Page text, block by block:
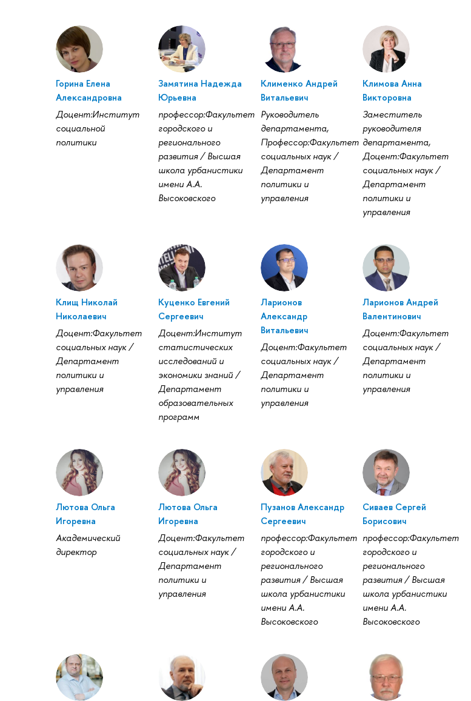
Горина Елена
Александровна
Доцент:Институт
социальной
политики
Замятина Надежда
Юрьевна
профессор:Факультет
городского и
регионального
развития / Высшая
школа урбанистики
имени А.А.
Высоковского
Клименко Андрей
Витальевич
Руководитель
департамента,
Профессор:Факультет
социальных наук /
Департамент
политики и
управления
Климова Анна
Викторовна
Заместитель
руководителя
департамента,
Доцент:Факультет
социальных наук /
Департамент
политики и
управления
Клищ Николай
Николаевич
Доцент:Факультет
социальных наук /
Департамент
политики и
управления
Куценко Евгений
Сергеевич
Доцент:Институт
статистических
исследований и
экономики знаний /
Департамент
образовательных
программ
Ларионов
Александр
Витальевич
Доцент:Факультет
социальных наук /
Департамент
политики и
управления
Ларионов Андрей
Валентинович
Доцент:Факультет
социальных наук /
Департамент
политики и
управления
Лютова Ольга
Игоревна
Академический
директор
Лютова Ольга
Игоревна
Доцент:Факультет
социальных наук /
Департамент
политики и
управления
Пузанов Александр
Сергеевич
профессор:Факультет
городского и
регионального
развития / Высшая
школа урбанистики
имени А.А.
Высоковского
Сиваев Сергей
Борисович
профессор:Факультет
городского и
регионального
развития / Высшая
школа урбанистики
имени А.А.
Высоковского